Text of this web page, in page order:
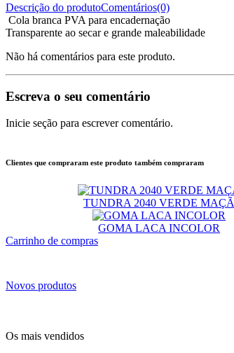
Descrição do produtoComentários(0)
Cola branca PVA para encadernação
Transparente ao secar e grande maleabilidade
Não há comentários para este produto.
Escreva o seu comentário
Inicie seção para escrever comentário.
Clientes que compraram este produto também compraram
TUNDRA 2040 VERDE MAÇÃ
GOMA LACA INCOLOR
Carrinho de compras
Novos produtos
Os mais vendidos